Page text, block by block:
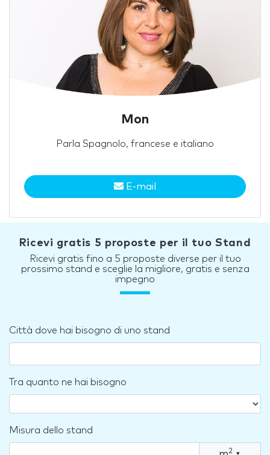
Mon
Parla Spagnolo, francese e italiano
E-mail
Ricevi gratis 5 proposte per il tuo Stand
Ricevi gratis fino a 5 proposte diverse per il tuo
prossimo stand e sceglie la migliore, gratis e senza
impegno
Città dove hai bisogno di uno stand
Tra quanto ne hai bisogno
Misura dello stand
2